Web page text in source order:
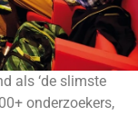
als ‘de slimste
onderzoekers,